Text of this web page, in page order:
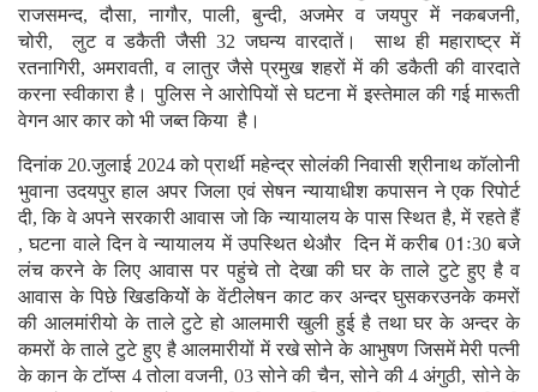
राजसमन्द, दौसा, नागौर, पाली, बुन्दी, अजमेर व जयपुर में नकबजनी,
चोरी, लुट व डकैती जैसी 32 जघन्य वारदातें। साथ ही महाराष्ट्र में
रतनागिरी, अमरावती, व लातुर जैसे प्रमुख शहरों में की डकैती की वारदाते
करना स्वीकारा है। पुलिस ने आरोपियों से घटना में इस्तेमाल की गई मारूती
वेगन आर कार को भी जब्त किया है।
दिनांक 20.जुलाई 2024 को प्रार्थी महेन्द्र सोलंकी निवासी श्रीनाथ कॉलोनी
भुवाना उदयपुर हाल अपर जिला एवं सेषन न्यायाधीश कपासन ने एक रिपोर्ट
दी, कि वे अपने सरकारी आवास जो कि न्यायालय के पास स्थित है, में रहते हैं
, घटना वाले दिन वे न्यायालय में उपस्थित थेऔर दिन में करीब 01ः30 बजे
लंच करने के लिए आवास पर पहुंचे तो देखा की घर के ताले टुटे हुए है व
आवास के पिछे खिडकियोें के वेंटीलेषन काट कर अन्दर घुसकरउनके कमरों
की आलमांरीयो के ताले टुटे हो आलमारी खुली हुई है तथा घर के अन्दर के
कमरों के ताले टुटे हुए है आलमारीयों में रखे सोने के आभुषण जिसमें मेरी पत्नी
के कान के टॉप्स 4 तोला वजनी, 03 सोने की चैन, सोने की 4 अंगुठी, सोने के